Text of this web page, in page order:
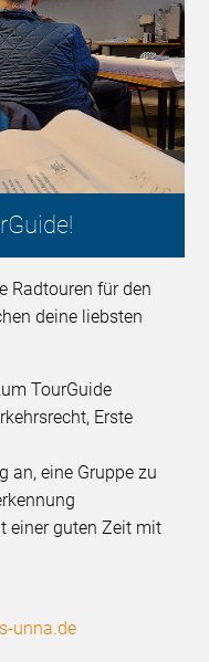
Radtouren für den
deine liebsten
TourGuide
Erste
an, eine Gruppe zu
einer guten Zeit mit
unna.de